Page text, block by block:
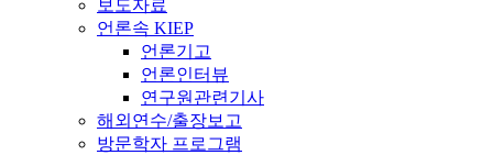
보도자료
언론속 KIEP
언론기고
언론인터뷰
연구원관련기사
해외연수/출장보고
방문학자 프로그램